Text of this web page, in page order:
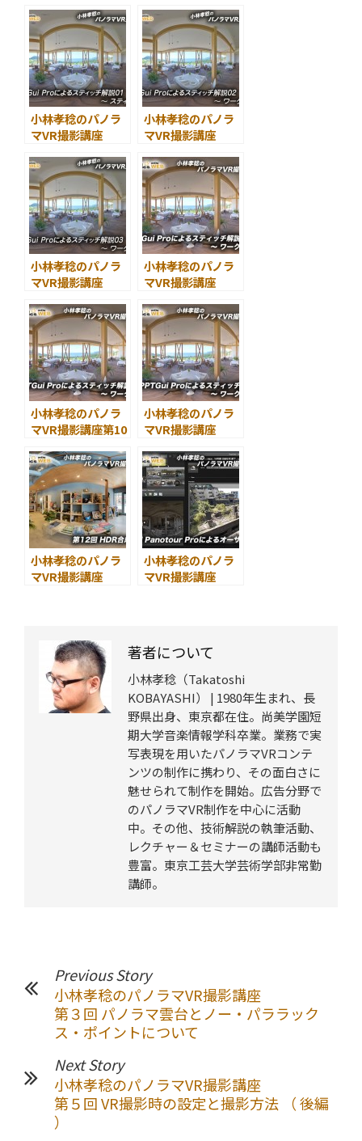
設定と撮影方法 （
後編 ）
とは？
小林孝稔のパノラ
マVR撮影講座
によるスティッチ
解説01
– スティッチと
は!?
小林孝稔のパノラ
マVR撮影講座
によるスティッチ
解説02
～ ワークフロー01
小林孝稔のパノラ
マVR撮影講座
によるスティッチ
解説03～ ワークフ
ロー02
小林孝稔のパノラ
マVR撮影講座
によるスティッチ
解説04～ ワークフ
ロー03
小林孝稔のパノラ
マVR撮影講座第10
るスティッチ解説
05～ ワークフロー
04
小林孝稔のパノラ
マVR撮影講座
Proによるスティ
ッチ解説06～ ワー
クフロー05
小林孝稔のパノラ
マVR撮影講座
小林孝稔のパノラ
マVR撮影講座
著者について
小林孝稔（Takatoshi
KOBAYASHI） | 1980年生まれ、長
野県出身、東京都在住。尚美学園短
期大学音楽情報学科卒業。業務で実
写表現を用いたパノラマVRコンテ
ンツの制作に携わり、その面白さに
魅せられて制作を開始。広告分野で
のパノラマVR制作を中心に活動
中。その他、技術解説の執筆活動、
レクチャー＆セミナーの講師活動も
豊富。東京工芸大学芸術学部非常勤
講師。
Previous Story
小林孝稔のパノラマVR撮影講座
第３回 パノラマ雲台とノー・パララック
ス・ポイントについて
Next Story
小林孝稔のパノラマVR撮影講座
第５回 VR撮影時の設定と撮影方法 （ 後編
）